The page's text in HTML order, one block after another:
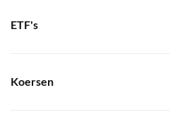
ETF's
Koersen